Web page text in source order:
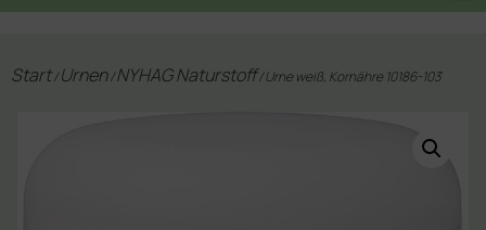
Start/Urnen/NYHAG Naturstoff/ Urne weiß, Kornähre 10186-103